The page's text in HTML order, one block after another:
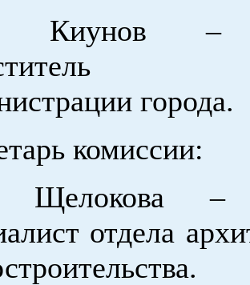
Киунов –
города.
комиссии:
Щелокова –
отдела